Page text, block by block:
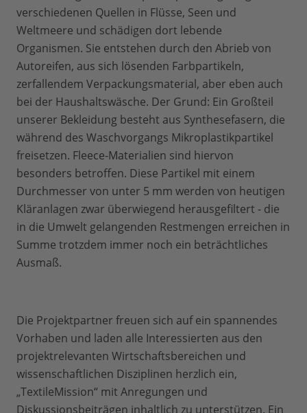
verschiedenen Quellen in Flüsse, Seen und
Weltmeere und schädigen dort lebende
Organismen. Sie entstehen durch den Abrieb von
Autoreifen, aus sich lösenden Farbpartikeln,
zerfallendem Verpackungsmaterial, aber eben auch
bei der Haushaltswäsche. Der Grund: Ein Großteil
unserer Bekleidung besteht aus Synthesefasern, die
während des Waschvorgangs Mikroplastikpartikel
freisetzen. Fleece-Materialien sind hiervon
besonders betroffen. Diese Partikel mit einem
Durchmesser von unter 5 mm werden von heutigen
Kläranlagen zwar überwiegend herausgefiltert - die
in die Umwelt gelangenden Restmengen erreichen in
Summe trotzdem immer noch ein beträchtliches
Ausmaß.
Die Projektpartner freuen sich auf ein spannendes
Vorhaben und laden alle Interessierten aus den
projektrelevanten Wirtschaftsbereichen und
wissenschaftlichen Disziplinen herzlich ein,
„TextileMission“ mit Anregungen und
Diskussionsbeiträgen inhaltlich zu unterstützen. Ein